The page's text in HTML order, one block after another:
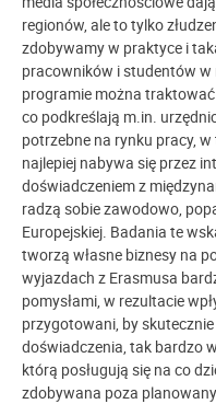
regionów, ale to tylko
zdobywamy w praktyce i
pracowników i studentów w
programie można traktować
co podkreślają m.in.
potrzebne na rynku pracy,
najlepiej nabywa się przez
doświadczeniem z
radzą sobie zawodowo,
Europejskiej. Badania te
tworzą własne biznesy na
wyjazdach z Erasmusa
pomysłami, w rezultacie
przygotowani, by
doświadczenia, tak bardzo
którą posługują się na co
zdobywana poza